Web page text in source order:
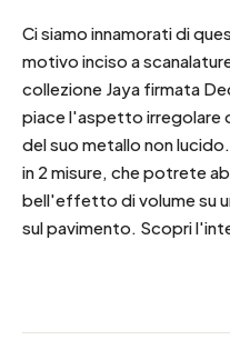
Ci siamo innamorati di
motivo inciso a
collezione Jaya firmata
piace l'aspetto irregolare
del suo metallo non
in 2 misure, che potrete
bell'effetto di volume su
sul pavimento. Scopri